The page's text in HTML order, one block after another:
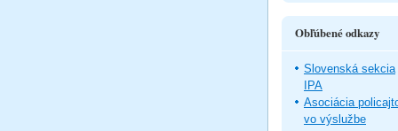
Obľúbené odkazy
Slovenská sekcia
IPA
Asociácia
vo výslužbe